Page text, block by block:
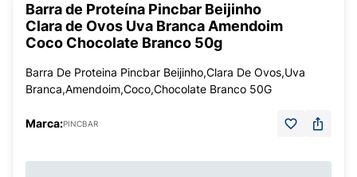
Barra de Proteína Pincbar Beijinho
Clara de Ovos Uva Branca Amendoim
Coco Chocolate Branco 50g
Barra De Proteina Pincbar Beijinho,Clara De Ovos,Uva
Branca,Amendoim,Coco,Chocolate Branco 50G
Marca:PINCBAR